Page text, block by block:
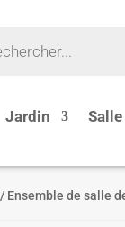
Jardin
/ Ensemble de salle